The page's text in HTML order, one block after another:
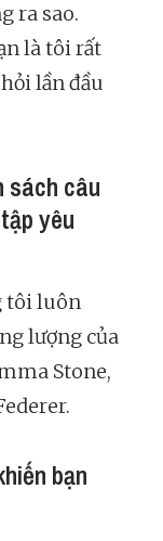
ra sao.
là tôi rất
lần đầu
sách câu
yêu
tôi luôn
lượng của
Stone,
bạn